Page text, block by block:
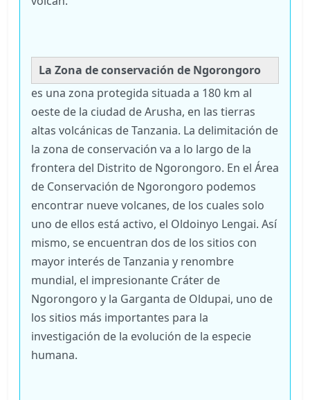
La Zona de conservación de Ngorongoro
es una zona protegida situada a 180 km al
oeste de la ciudad de Arusha, en las tierras
altas volcánicas de Tanzania. La delimitación de
la zona de conservación va a lo largo de la
frontera del Distrito de Ngorongoro. En el Área
de Conservación de Ngorongoro podemos
encontrar nueve volcanes, de los cuales solo
uno de ellos está activo, el Oldoinyo Lengai. Así
mismo, se encuentran dos de los sitios con
mayor interés de Tanzania y renombre
mundial, el impresionante Cráter de
Ngorongoro y la Garganta de Oldupai, uno de
los sitios más importantes para la
investigación de la evolución de la especie
humana.